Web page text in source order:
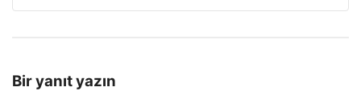
Bir yanıt yazın